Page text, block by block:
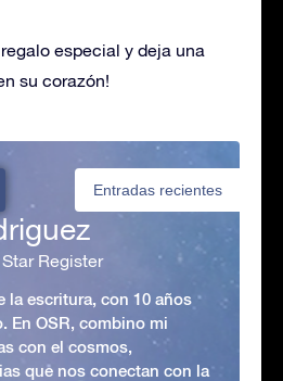
especial y deja una
su corazón!
Entradas recientes
Register
la escritura, con 10 años
En OSR, combino mi
con el cosmos,
que nos conectan con la